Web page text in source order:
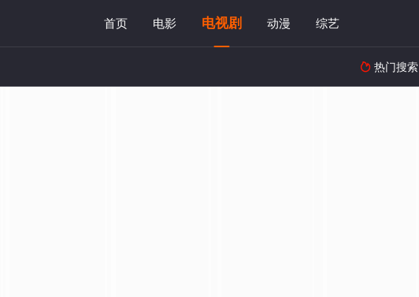
首页 电影 电视剧 动漫 综艺
 热门搜索